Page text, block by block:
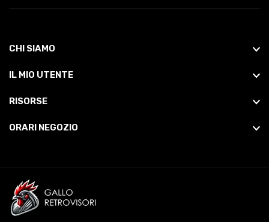
CHI SIAMO
IL MIO UTENTE
RISORSE
ORARI NEGOZIO